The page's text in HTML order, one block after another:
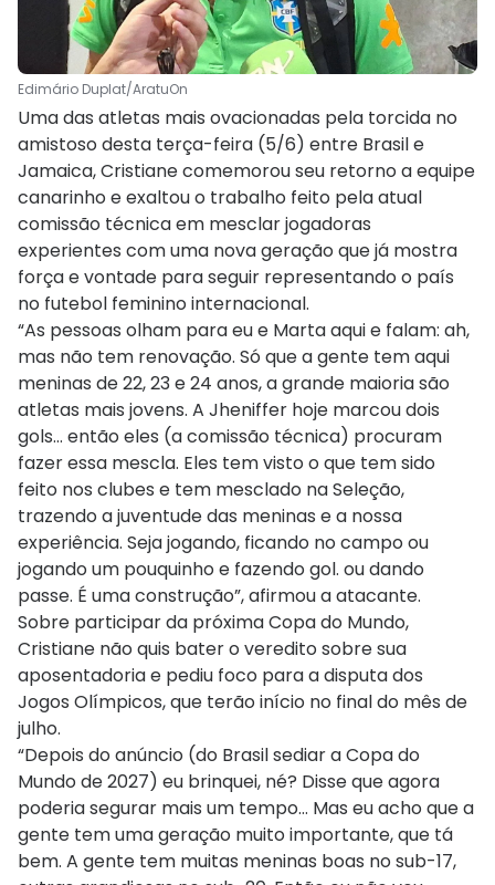
Edimário Duplat/AratuOn
Uma das atletas mais ovacionadas pela torcida no
amistoso desta terça-feira (5/6) entre Brasil e
Jamaica, Cristiane comemorou seu retorno a equipe
canarinho e exaltou o trabalho feito pela atual
comissão técnica em mesclar jogadoras
experientes com uma nova geração que já mostra
força e vontade para seguir representando o país
no futebol feminino internacional.
“As pessoas olham para eu e Marta aqui e falam: ah,
mas não tem renovação. Só que a gente tem aqui
meninas de 22, 23 e 24 anos, a grande maioria são
atletas mais jovens. A Jheniffer hoje marcou dois
gols… então eles (a comissão técnica) procuram
fazer essa mescla. Eles tem visto o que tem sido
feito nos clubes e tem mesclado na Seleção,
trazendo a juventude das meninas e a nossa
experiência. Seja jogando, ficando no campo ou
jogando um pouquinho e fazendo gol. ou dando
passe. É uma construção”, afirmou a atacante.
Sobre participar da próxima Copa do Mundo,
Cristiane não quis bater o veredito sobre sua
aposentadoria e pediu foco para a disputa dos
Jogos Olímpicos, que terão início no final do mês de
julho.
“Depois do anúncio (do Brasil sediar a Copa do
Mundo de 2027) eu brinquei, né? Disse que agora
poderia segurar mais um tempo… Mas eu acho que a
gente tem uma geração muito importante, que tá
bem. A gente tem muitas meninas boas no sub-17,